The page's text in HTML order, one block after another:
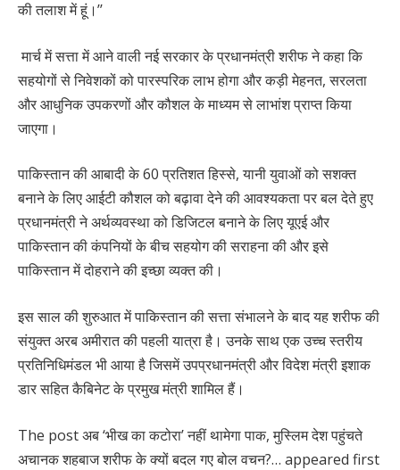
की तलाश में हूं।’’
मार्च में सत्ता में आने वाली नई सरकार के प्रधानमंत्री शरीफ ने कहा कि
सहयोगों से निवेशकों को पारस्परिक लाभ होगा और कड़ी मेहनत, सरलता
और आधुनिक उपकरणों और कौशल के माध्यम से लाभांश प्राप्त किया
जाएगा।
पाकिस्तान की आबादी के 60 प्रतिशत हिस्से, यानी युवाओं को सशक्त
बनाने के लिए आईटी कौशल को बढ़ावा देने की आवश्यकता पर बल देते हुए
प्रधानमंत्री ने अर्थव्यवस्था को डिजिटल बनाने के लिए यूएई और
पाकिस्तान की कंपनियों के बीच सहयोग की सराहना की और इसे
पाकिस्तान में दोहराने की इच्छा व्यक्त की।
इस साल की शुरुआत में पाकिस्तान की सत्ता संभालने के बाद यह शरीफ की
संयुक्त अरब अमीरात की पहली यात्रा है। उनके साथ एक उच्च स्तरीय
प्रतिनिधिमंडल भी आया है जिसमें उपप्रधानमंत्री और विदेश मंत्री इशाक
डार सहित कैबिनेट के प्रमुख मंत्री शामिल हैं।
The post अब ‘भीख का कटोरा’ नहीं थामेगा पाक, मुस्लिम देश पहुंचते
अचानक शहबाज शरीफ के क्यों बदल गए बोल वचन?… appeared first